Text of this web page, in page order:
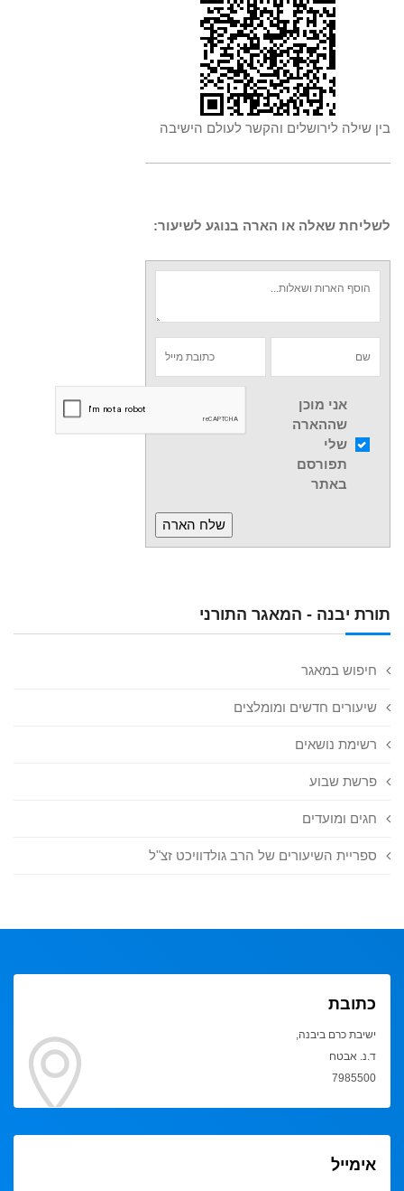
תורת יבנה - המאגר התורני
חיפוש במאגר
שיעורים חדשים ומומלצים
רשימת נושאים
פרשת שבוע
חגים ומועדים
ספריית השיעורים של הרב גולדוויכט זצ"ל
בין שילה לירושלים והקשר לעולם הישיבה
לשליחת שאלה או הארה בנוגע לשיעור:
אני מוכן
שההארה
שלי
תפורסם
באתר
כתובת
ישיבת כרם ביבנה,
ד.נ. אבטח
7985500
אימייל